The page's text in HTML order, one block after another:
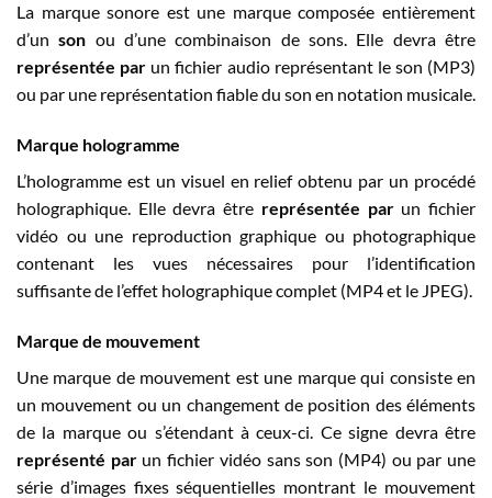
La marque sonore est une marque composée entièrement
d’unson ou d’une combinaison de sons. Elle devra être
représentée par un fichier audio représentant le son (MP3)
ou par une représentation fiable du son en notation musicale.
Marque hologramme
L’hologramme est un visuel en relief obtenu par un procédé
holographique. Elle devra être représentée parun fichier
vidéo ou une reproduction graphique ou photographique
contenant les vues nécessaires pour l’identification
suffisante de l’effet holographique complet (MP4 et le JPEG).
Marque de mouvement
Une marque de mouvement est une marque qui consiste en
un mouvement ou un changement de position des éléments
de la marque ou s’étendant à ceux-ci. Ce signe devra être
représenté parun fichier vidéo sans son (MP4) ou par une
série d’images fixes séquentielles montrant le mouvement